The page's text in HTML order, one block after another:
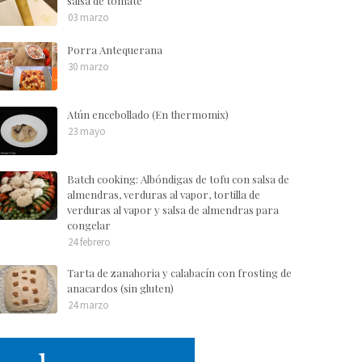
03 marzo
Porra Antequerana
30 marzo
Atún encebollado (En thermomix)
23 mayo
Batch cooking: Albóndigas de tofu con salsa de
almendras, verduras al vapor, tortilla de
verduras al vapor y salsa de almendras para
congelar
24 febrero
Tarta de zanahoria y calabacín con frosting de
anacardos (sin gluten)
24 marzo